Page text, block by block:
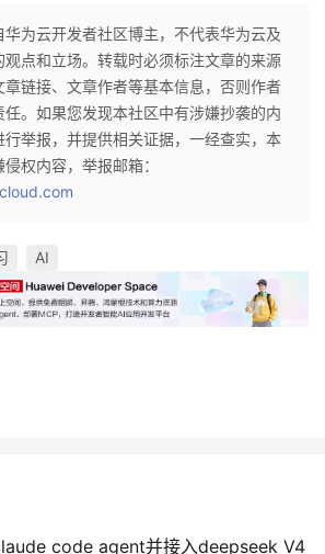
华为云开发者社区博主，不代表华为云及
点和立场。转载时必须标注文章的来源
章链接、文章作者等基本信息，否则作者
。如果您发现本社区中有涉嫌抄袭的内
举报，并提供相关证据，一经查实，本
权内容，举报邮箱：
AI
code agent并接入deepseek V4